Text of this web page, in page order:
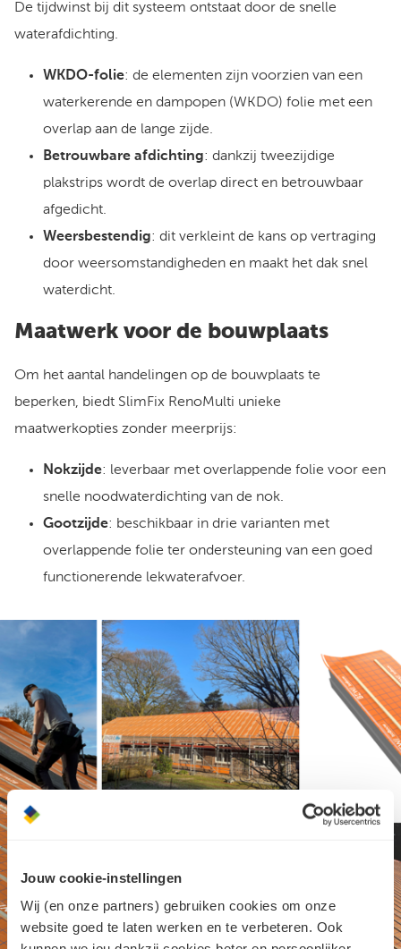
Jouw cookie-instellingen
Wij (en onze partners) gebruiken cookies om onze
website goed te laten werken en te verbeteren. Ook
De tijdwinst bij dit systeem ontstaat door de snelle
waterafdichting.
WKDO-folie: de elementen zijn voorzien van een
waterkerende en dampopen (WKDO) folie met een
overlap aan de lange zijde.
Betrouwbare afdichting: dankzij tweezijdige
plakstrips wordt de overlap direct en betrouwbaar
afgedicht.
Weersbestendig: dit verkleint de kans op vertraging
door weersomstandigheden en maakt het dak snel
waterdicht.
Maatwerk voor de bouwplaats
Om het aantal handelingen op de bouwplaats te
beperken, biedt SlimFix RenoMulti unieke
maatwerkopties zonder meerprijs:
Nokzijde: leverbaar met overlappende folie voor een
snelle noodwaterdichting van de nok.
Gootzijde: beschikbaar in drie varianten met
overlappende folie ter ondersteuning van een goed
functionerende lekwaterafvoer.